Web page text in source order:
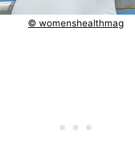
© womenshealthmag